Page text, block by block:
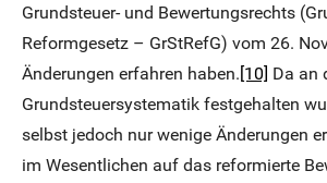
Grundsteuer- und Bewertungsrechts
Reformgesetz – GrStRefG) vom 26.
Änderungen erfahren haben.[10] Da an
Grundsteuersystematik festgehalten
selbst jedoch nur wenige Änderungen
im Wesentlichen auf das reformierte